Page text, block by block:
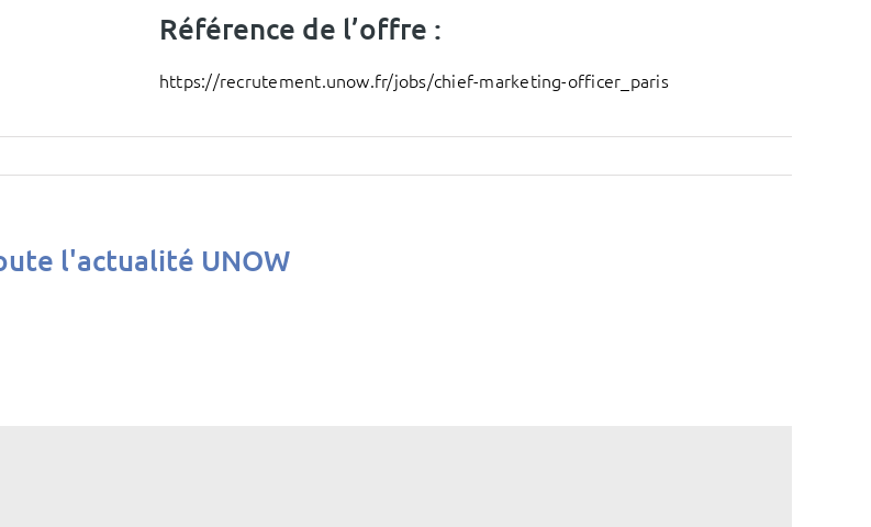
Référence de l’offre :
https://recrutement.unow.fr/jobs/chief-marketing-officer_paris
l'actualité UNOW